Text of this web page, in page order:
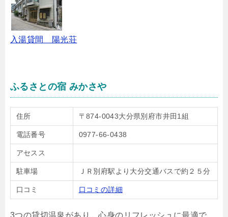
入湯貸間 陽光荘
ふるさとの宿 みかさや
住所 〒874-0043大分県別府市井田1組
電話番号 0977-66-0438
アセスス
駐車場 ＪＲ別府駅より大分交通バスで約２５分
口コミ 口コミの詳細
3つの貸切温泉があり、心身のリフレッシュに最適で